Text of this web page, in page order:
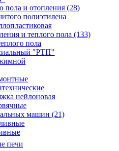
пола и отопления (28)
полиэтилена
и теплого пола (133)
пола
"РТП"
нейлоновая
машин (21)
печи